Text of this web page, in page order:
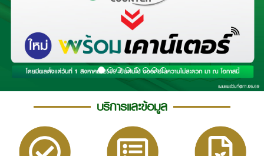
บริการและข้อมูล